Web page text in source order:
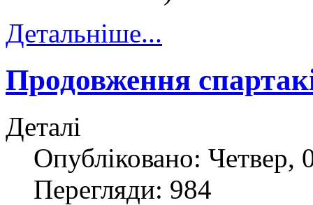
Детальніше...
Продовження
Деталі
Опубліковано: Четвер,
Перегляди: 984